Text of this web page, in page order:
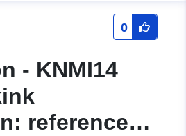
0
- KNMI14
reference